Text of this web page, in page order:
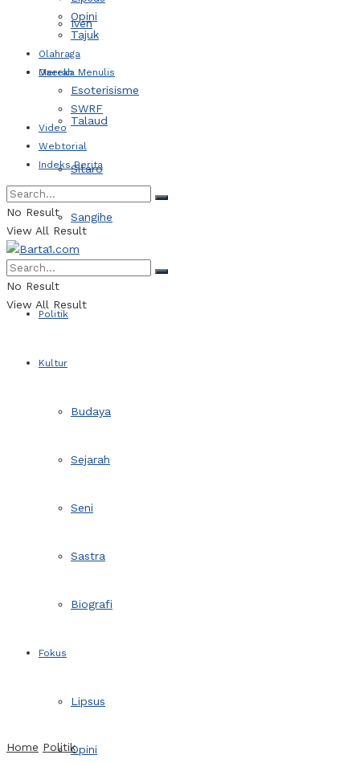
Iven
Daerah
Talaud
Sitaro
Sangihe
Politik
Kultur
Budaya
Sejarah
Seni
Sastra
Biografi
Fokus
Lipsus
Opini
Opini
Tajuk
Olahraga
Mereka Menulis
Esoterisisme
SWRF
Video
Webtorial
Indeks Berita
No Result
View All Result
No Result
View All Result
Home Politik